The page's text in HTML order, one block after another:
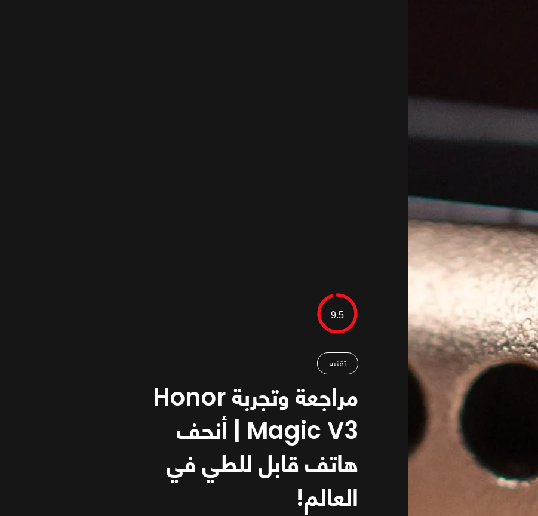
9.5
تقنية
مراجعة وتجربة Honor
Magic V3 | أنحف
هاتف قابل للطي في
العالم!